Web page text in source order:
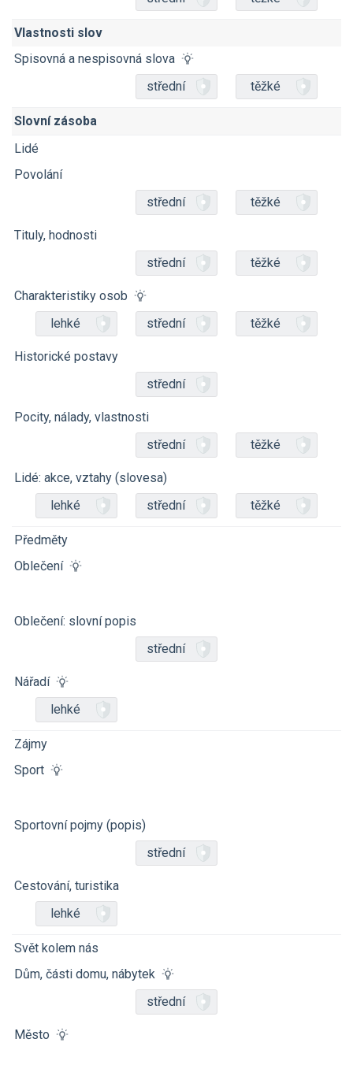
Vlastnosti slov
Spisovná a nespisovná slova
střední
těžké
Slovní zásoba
Lidé
Povolání
střední
těžké
Tituly, hodnosti
střední
těžké
Charakteristiky osob
lehké
střední těžké
Historické postavy
střední
Pocity, nálady, vlastnosti
střední
těžké
Lidé: akce, vztahy (slovesa)
lehké
střední těžké
Předměty
Oblečení
Oblečení: slovní popis
střední
Nářadí
lehké
Zájmy
Sport
Sportovní pojmy (popis)
střední
Cestování, turistika
lehké
Svět kolem nás
Dům, části domu, nábytek
střední
Město